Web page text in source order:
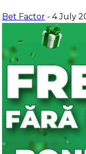
Bet Factor - 4 July